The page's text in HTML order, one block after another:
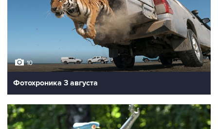
10
Фотохроника 3 августа